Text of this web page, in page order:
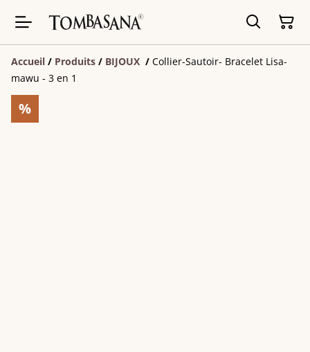
Accueil / Produits / BIJOUX / Collier-Sautoir- Bracelet Lisa-
mawu - 3 en 1
%